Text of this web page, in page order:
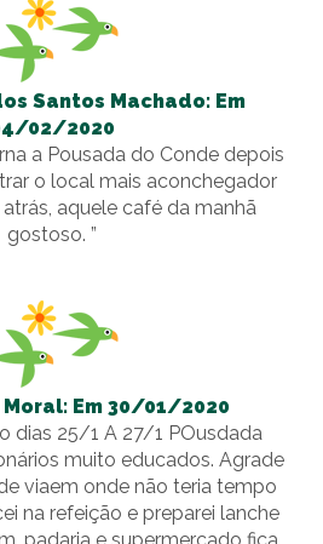
Santos Machado: Em
02/2020
a Pousada do Conde depois
o local mais aconchegador
aquele café da manhã
gostoso. ”
Moral: Em 30/01/2020
dias 25/1 A 27/1 POusdada
muito educados. Agrade
viaem onde não teria tempo
na refeição e preparei lanche